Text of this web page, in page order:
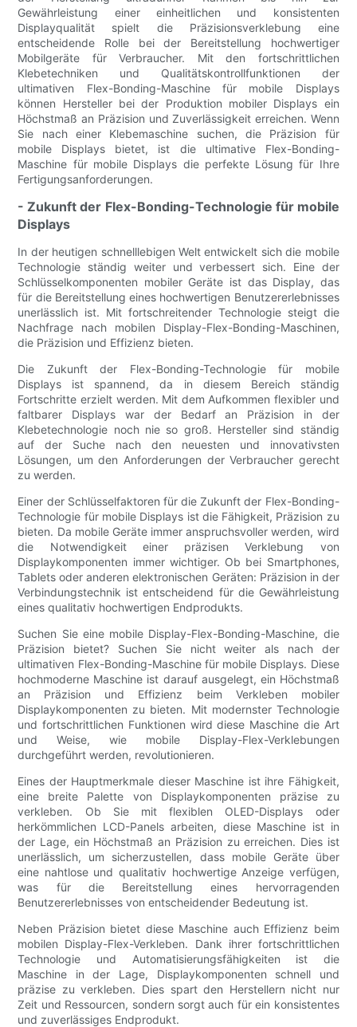
Gewährleistung einer einheitlichen und konsistenten
Displayqualität spielt die Präzisionsverklebung eine
entscheidende Rolle bei der Bereitstellung hochwertiger
Mobilgeräte für Verbraucher. Mit den fortschrittlichen
Klebetechniken und Qualitätskontrollfunktionen der
ultimativen Flex-Bonding-Maschine für mobile Displays
können Hersteller bei der Produktion mobiler Displays ein
Höchstmaß an Präzision und Zuverlässigkeit erreichen. Wenn
Sie nach einer Klebemaschine suchen, die Präzision für
mobile Displays bietet, ist die ultimative Flex-Bonding-
Maschine für mobile Displays die perfekte Lösung für Ihre
Fertigungsanforderungen.
- Zukunft der Flex-Bonding-Technologie für mobile
Displays
In der heutigen schnelllebigen Welt entwickelt sich die mobile
Technologie ständig weiter und verbessert sich. Eine der
Schlüsselkomponenten mobiler Geräte ist das Display, das
für die Bereitstellung eines hochwertigen Benutzererlebnisses
unerlässlich ist. Mit fortschreitender Technologie steigt die
Nachfrage nach mobilen Display-Flex-Bonding-Maschinen,
die Präzision und Effizienz bieten.
Die Zukunft der Flex-Bonding-Technologie für mobile
Displays ist spannend, da in diesem Bereich ständig
Fortschritte erzielt werden. Mit dem Aufkommen flexibler und
faltbarer Displays war der Bedarf an Präzision in der
Klebetechnologie noch nie so groß. Hersteller sind ständig
auf der Suche nach den neuesten und innovativsten
Lösungen, um den Anforderungen der Verbraucher gerecht
zu werden.
Einer der Schlüsselfaktoren für die Zukunft der Flex-Bonding-
Technologie für mobile Displays ist die Fähigkeit, Präzision zu
bieten. Da mobile Geräte immer anspruchsvoller werden, wird
die Notwendigkeit einer präzisen Verklebung von
Displaykomponenten immer wichtiger. Ob bei Smartphones,
Tablets oder anderen elektronischen Geräten: Präzision in der
Verbindungstechnik ist entscheidend für die Gewährleistung
eines qualitativ hochwertigen Endprodukts.
Suchen Sie eine mobile Display-Flex-Bonding-Maschine, die
Präzision bietet? Suchen Sie nicht weiter als nach der
ultimativen Flex-Bonding-Maschine für mobile Displays. Diese
hochmoderne Maschine ist darauf ausgelegt, ein Höchstmaß
an Präzision und Effizienz beim Verkleben mobiler
Displaykomponenten zu bieten. Mit modernster Technologie
und fortschrittlichen Funktionen wird diese Maschine die Art
und Weise, wie mobile Display-Flex-Verklebungen
durchgeführt werden, revolutionieren.
Eines der Hauptmerkmale dieser Maschine ist ihre Fähigkeit,
eine breite Palette von Displaykomponenten präzise zu
verkleben. Ob Sie mit flexiblen OLED-Displays oder
herkömmlichen LCD-Panels arbeiten, diese Maschine ist in
der Lage, ein Höchstmaß an Präzision zu erreichen. Dies ist
unerlässlich, um sicherzustellen, dass mobile Geräte über
eine nahtlose und qualitativ hochwertige Anzeige verfügen,
was für die Bereitstellung eines hervorragenden
Benutzererlebnisses von entscheidender Bedeutung ist.
Neben Präzision bietet diese Maschine auch Effizienz beim
mobilen Display-Flex-Verkleben. Dank ihrer fortschrittlichen
Technologie und Automatisierungsfähigkeiten ist die
Maschine in der Lage, Displaykomponenten schnell und
präzise zu verkleben. Dies spart den Herstellern nicht nur
Zeit und Ressourcen, sondern sorgt auch für ein konsistentes
und zuverlässiges Endprodukt.